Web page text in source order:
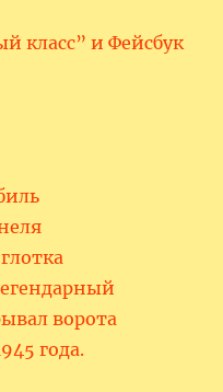
класс” и Фейсбук
ворота
года.